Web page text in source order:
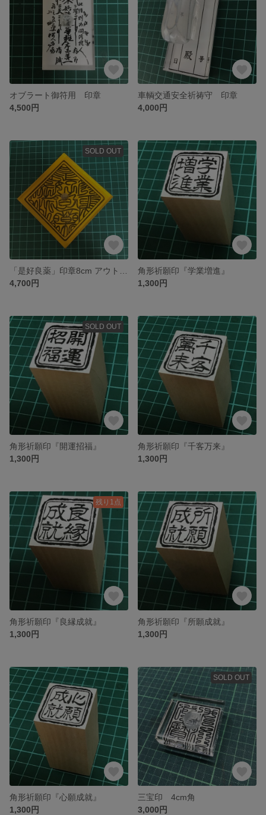
オブラート御符用 印章
4,500円
車輌交通安全祈祷守 印章
4,000円
SOLD OUT
4,700円
角形祈願印『学業増進』
1,300円
SOLD OUT
角形祈願印『開運招福』
1,300円
角形祈願印『千客万来』
1,300円
残り1点
角形祈願印『良縁成就』
1,300円
角形祈願印『所願成就』
1,300円
角形祈願印『心願成就』
1,300円
SOLD OUT
三宝印 4cm角
3,000円